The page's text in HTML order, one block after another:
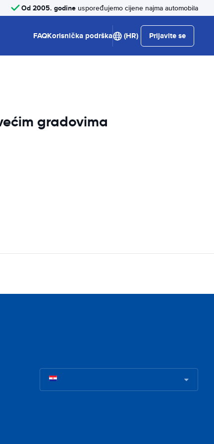
Od 2005. godine uspoređujemo cijene najma automobila
FAQKorisnička podrška (HR) Prijavite se
gradovima